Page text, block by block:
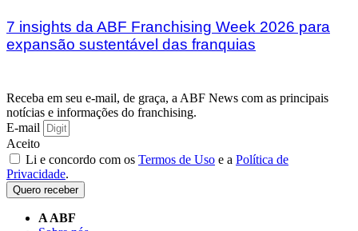
7 insights da ABF Franchising Week 2026 para
expansão sustentável das franquias
Receba em seu e-mail, de graça, a ABF News com as principais
notícias e informações do franchising.
E-mail
Aceito
Li e concordo com os Termos de Uso e a Política de
Privacidade.
Quero receber
A ABF